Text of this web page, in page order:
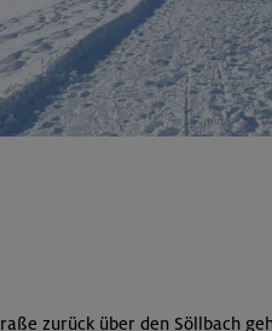
zurück über den Söllbach